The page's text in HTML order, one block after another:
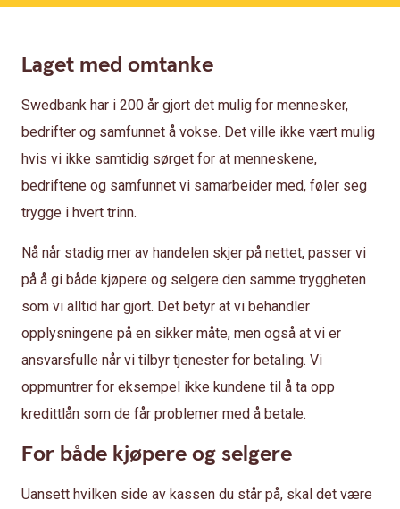
Laget med omtanke
Swedbank har i 200 år gjort det mulig for mennesker,
bedrifter og samfunnet å vokse. Det ville ikke vært mulig
hvis vi ikke samtidig sørget for at menneskene,
bedriftene og samfunnet vi samarbeider med, føler seg
trygge i hvert trinn.
Nå når stadig mer av handelen skjer på nettet, passer vi
på å gi både kjøpere og selgere den samme tryggheten
som vi alltid har gjort. Det betyr at vi behandler
opplysningene på en sikker måte, men også at vi er
ansvarsfulle når vi tilbyr tjenester for betaling. Vi
oppmuntrer for eksempel ikke kundene til å ta opp
kredittlån som de får problemer med å betale.
For både kjøpere og selgere
Uansett hvilken side av kassen du står på, skal det være